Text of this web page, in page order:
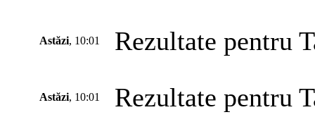
Astăzi, 10:01 Rezultate pentru
Astăzi, 10:01 Rezultate pentru